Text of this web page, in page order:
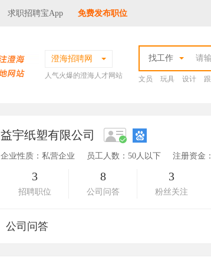
求职招聘宝App 免费发布职位
澄海招聘网
人气火爆的澄海人才网站
找工作
文员 玩具 设计
益宇纸塑有限公司
企业性质：私营企业 员工人数：50人以下 注册资金
3
招聘职位
8
公司问答
3
粉丝关注
公司问答